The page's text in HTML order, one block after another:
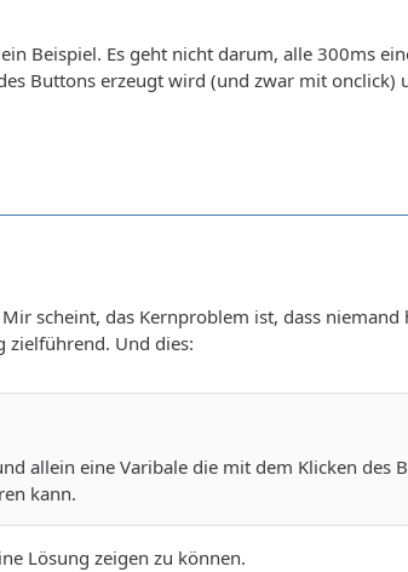
Beispiel. Es geht nicht darum, alle 300ms
Buttons erzeugt wird (und zwar mit
scheint, das Kernproblem ist, dass
Und dies:
allein eine Varibale die mit dem Klicken
kann.
Lösung zeigen zu können.